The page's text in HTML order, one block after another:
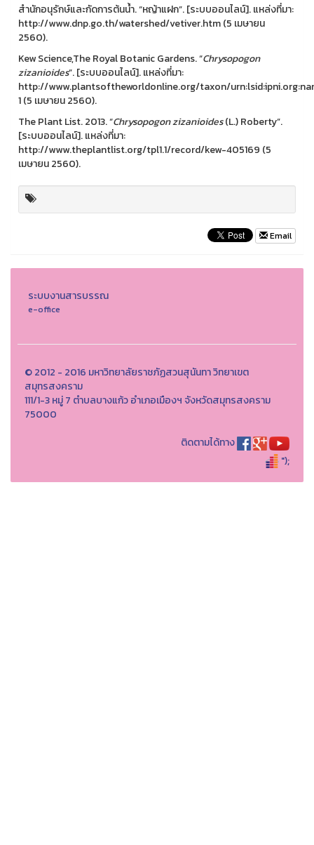
สำนักอนุรักษ์และกัดการต้นน้ำ. “หญ้าแฝก”. [ระบบออนไลน์]. แหล่งที่มา:
http://www.dnp.go.th/watershed/vetiver.htm (5 เมษายน
2560).
Kew Science,The Royal Botanic Gardens. “Chrysopogon
zizanioides”. [ระบบออนไลน์]. แหล่งที่มา:
http://www.plantsoftheworldonline.org/taxon/
1 (5 เมษายน 2560).
The Plant List. 2013. “Chrysopogon zizanioides(L.) Roberty”.
[ระบบออนไลน์]. แหล่งที่มา:
http://www.theplantlist.org/tpl1.1/record/kew-405169 (5
เมษายน 2560).
Email
ระบบงานสารบรรณ
e-office
© 2012 - 2016 มหาวิทยาลัยราชภัฏสวนสุนันทา วิทยาเขต
สมุทรสงคราม
111/1-3 หมู่ 7 ตำบลบางแก้ว อำเภอเมืองฯ จังหวัดสมุทรสงคราม
75000
ติดตามได้ทาง
");